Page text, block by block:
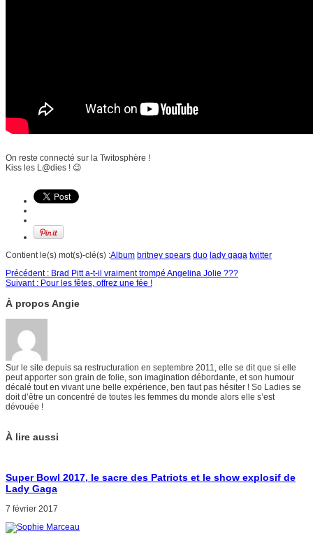
On reste connecté sur la Twitosphère !
Kiss les L@dies ! 😉
Contient le(s) mot(s)-clé(s) :Album britney spears duo lady gaga twitter
Précédent : Brad Pitt a-t-il vraiment trompé Angelina Jolie ???
Suivant : Pour les fêtes, offrez une fée !
À propos Angie
Sur le site depuis sa restructuration en septembre 2011, elle se dit que si elle
peut apporter son grain de folie, son imagination débordante, et son humour
décalé tout en vivant une belle expérience, ben faut pas hésiter ! So Ladies se
doit d’être un concentré de toutes les femmes du monde alors elle s’est
dévouée !
À lire aussi
Super Bowl 2017, le sacre des Patriots et le show explosif de
Lady Gaga
7 février 2017